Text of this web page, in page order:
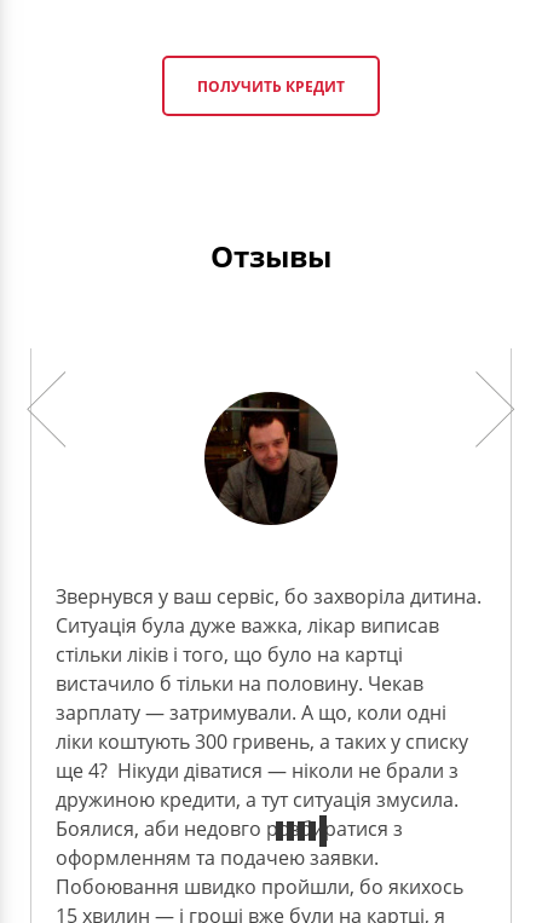
ПОЛУЧИТЬ КРЕДИТ
Отзывы
Звернувся у ваш сервіс, бо захворіла дитина.
Ситуація була дуже важка, лікар виписав
стільки ліків і того, що було на картці
вистачило б тільки на половину. Чекав
зарплату — затримували. А що, коли одні
ліки коштують 300 гривень, а таких у списку
ще 4? Нікуди діватися — ніколи не брали з
дружиною кредити, а тут ситуація змусила.
Боялися, аби недовго розбиратися з
оформленням та подачею заявки.
Побоювання швидко пройшли, бо якихось
15 хвилин — і гроші вже були на картці, я